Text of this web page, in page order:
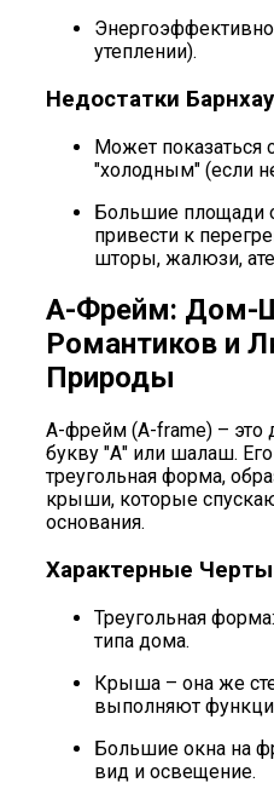
утеплении).
Недостатки
Может
"холодным" (если
Большие площади
привести к
шторы, жалюзи,
А-Фрейм: Дом-
Романтиков и
Природы
А-фрейм (A-frame) –
букву "А" или шалаш.
треугольная форма,
крыши, которые
основания.
Характерные
Треугольная
типа дома.
Крыша – она же
выполняют
Большие окна на
вид и освещение.